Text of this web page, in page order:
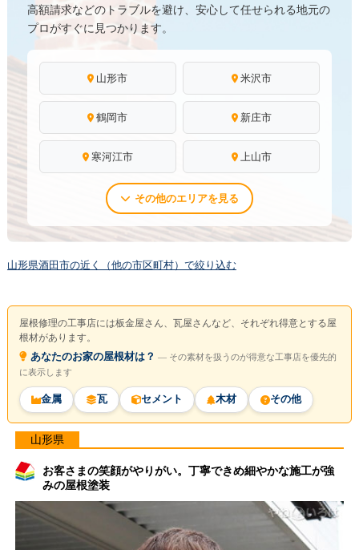
高額請求などのトラブルを避け、安心して任せられる地元の
プロがすぐに見つかります。
山形市 米沢市
鶴岡市 新庄市
寒河江市 上山市
その他のエリアを見る
山形県酒田市の近く（他の市区町村）で絞り込む
屋根修理の工事店には板金屋さん、瓦屋さんなど、それぞれ得意とする屋
根材があります。
あなたのお家の屋根材は？ ― その素材を扱うのが得意な工事店を優先的
に表示します
金属 瓦 セメント 木材 その他
山形県
お客さまの笑顔がやりがい。丁寧できめ細やかな施工が強
みの屋根塗装